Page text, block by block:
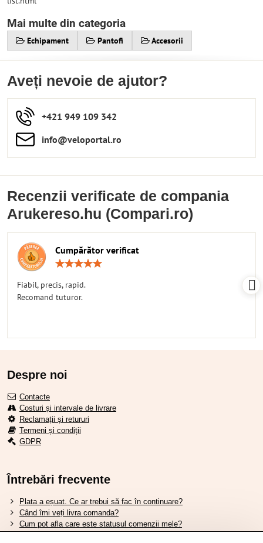
Mai multe din categoria
Echipament Pantofi Accesorii
Aveți nevoie de ajutor?
+421 949 109 342
info​​@veloportal​.ro
Recenzii verificate de compania
Arukereso.hu (Compari.ro)
Cumpărător verificat
Fiabil, precis, rapid.
Recomand tuturor.
Despre noi
Contacte
Costuri și intervale de livrare
Reclamații și retururi
Termeni și condiții
GDPR
Întrebări frecvente
Plata a eșuat. Ce ar trebui să fac în continuare?
Când îmi veți livra comanda?
Cum pot afla care este statusul comenzii mele?